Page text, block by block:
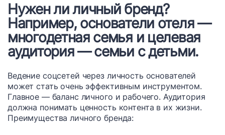
Нужен ли личный бренд?
Например, основатели отеля —
многодетная семья и целевая
аудитория — семьи с детьми.
Ведение соцсетей через личность основателей
может стать очень эффективным инструментом.
Главное — баланс личного и рабочего. Аудитория
должна понимать ценность контента в их жизни.
Преимущества личного бренда: